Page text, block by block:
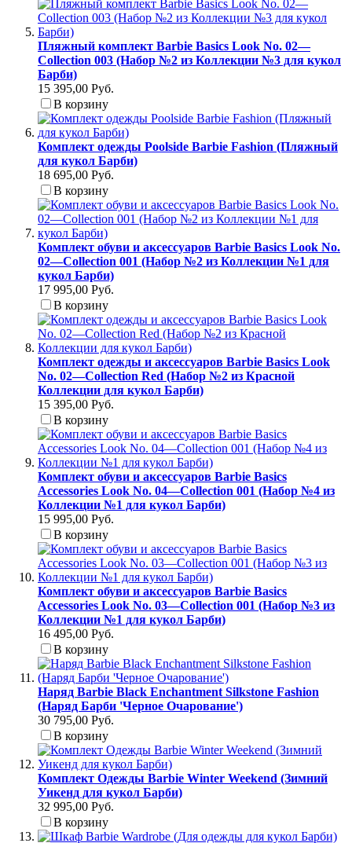
Пляжный комплект Barbie Basics Look No. 02—
Collection 003 (Набор №2 из Коллекции №3 для кукол
Барби)
15 395,00 Руб.
В корзину
Комплект одежды Poolside Barbie Fashion (Пляжный
для кукол Барби)
18 695,00 Руб.
В корзину
Комплект обуви и аксессуаров Barbie Basics Look No.
02—Collection 001 (Набор №2 из Коллекции №1 для
кукол Барби)
17 995,00 Руб.
В корзину
Комплект одежды и аксессуаров Barbie Basics Look
No. 02—Collection Red (Набор №2 из Красной
Коллекции для кукол Барби)
15 395,00 Руб.
В корзину
Комплект обуви и аксессуаров Barbie Basics
Accessories Look No. 04—Collection 001 (Набор №4 из
Коллекции №1 для кукол Барби)
15 995,00 Руб.
В корзину
Комплект обуви и аксессуаров Barbie Basics
Accessories Look No. 03—Collection 001 (Набор №3 из
Коллекции №1 для кукол Барби)
16 495,00 Руб.
В корзину
Наряд Barbie Black Enchantment Silkstone Fashion
(Наряд Барби 'Черное Очарование')
30 795,00 Руб.
В корзину
Комплект Одежды Barbie Winter Weekend (Зимний
Уикенд для кукол Барби)
32 995,00 Руб.
В корзину